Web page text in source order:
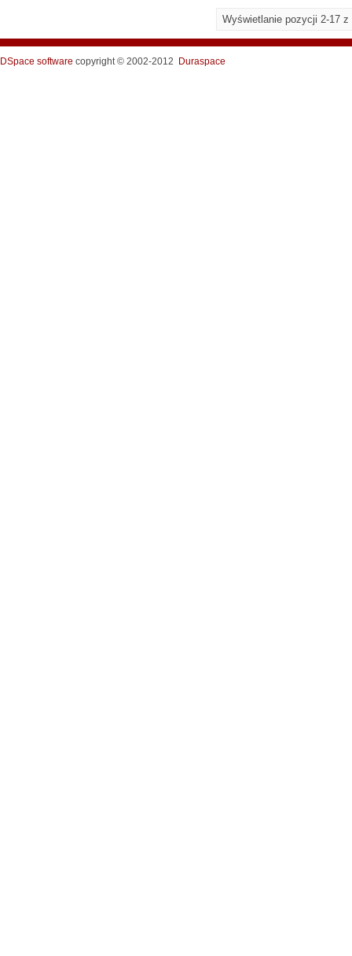
Wyświetlanie pozycji 2-17 z
DSpace software copyright © 2002-2012 Duraspace